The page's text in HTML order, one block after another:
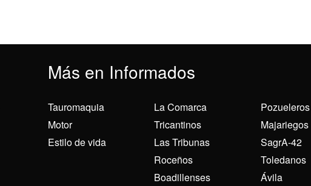
Más en Informados
Tauromaquia
Motor
Estilo de vida
La Comarca
Tricantinos
Las Tribunas
Roceños
Boadillenses
Pozueleros
Majariegos
SagrA-42
Toledanos
Ávila